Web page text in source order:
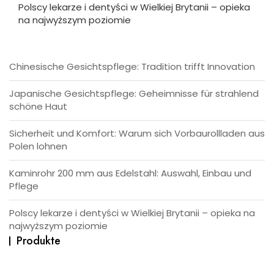
Polscy lekarze i dentyści w Wielkiej Brytanii – opieka
na najwyższym poziomie
Chinesische Gesichtspflege: Tradition trifft Innovation
Japanische Gesichtspflege: Geheimnisse für strahlend
schöne Haut
Sicherheit und Komfort: Warum sich Vorbaurollladen aus
Polen lohnen
Kaminrohr 200 mm aus Edelstahl: Auswahl, Einbau und
Pflege
Polscy lekarze i dentyści w Wielkiej Brytanii – opieka na
najwyższym poziomie
Produkte